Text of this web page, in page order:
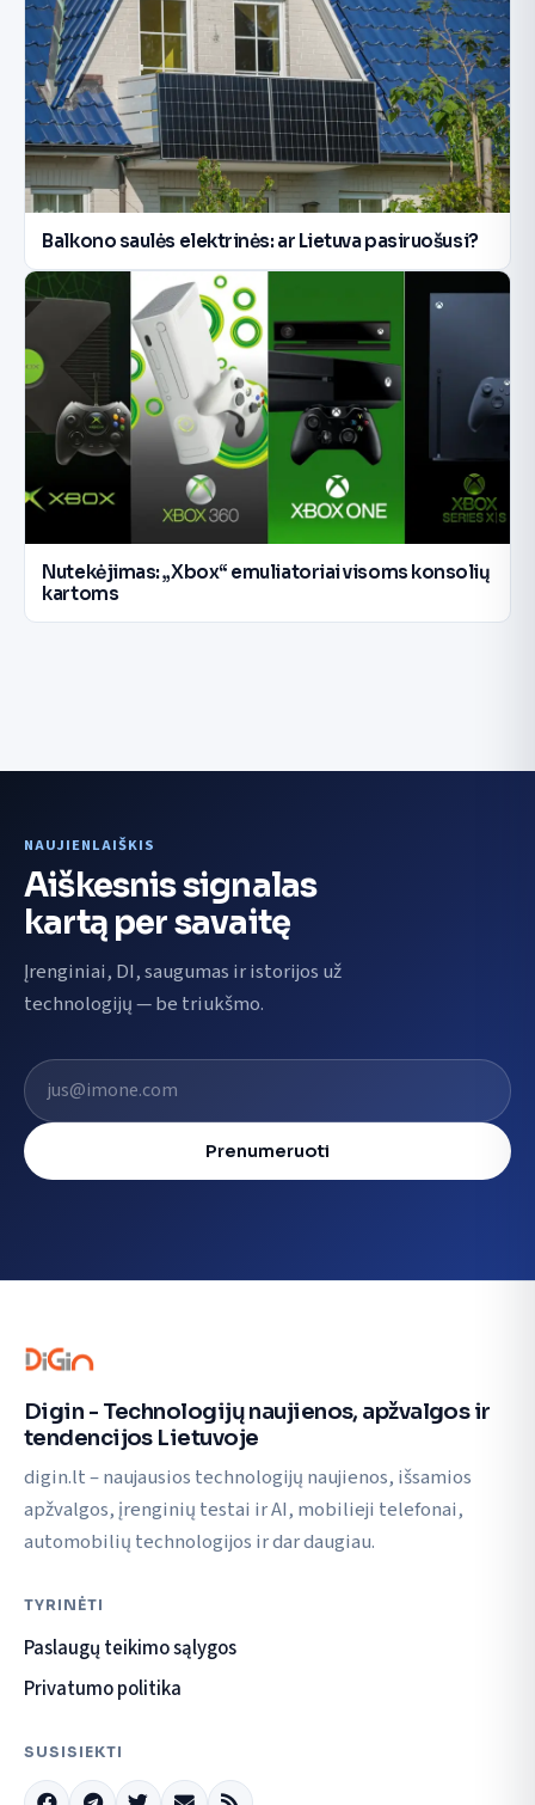
Balkono saulės elektrinės: ar Lietuva pasiruošusi?
Nutekėjimas: „Xbox“ emuliatoriai visoms konsolių
kartoms
NAUJIENLAIŠKIS
Aiškesnis signalas
kartą per savaitę
Įrenginiai, DI, saugumas ir istorijos už
technologijų — be triukšmo.
El. pašto adresas
Prenumeruoti
Digin - Technologijų naujienos, apžvalgos ir
tendencijos Lietuvoje
digin.lt – naujausios technologijų naujienos, išsamios
apžvalgos, įrenginių testai ir AI, mobilieji telefonai,
automobilių technologijos ir dar daugiau.
TYRINĖTI
Paslaugų teikimo sąlygos
Privatumo politika
SUSISIEKTI